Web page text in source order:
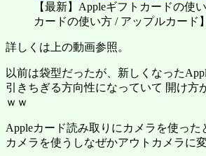
【最新】Appleギフトカードの使
カードの使い方 / アップルカード
詳しくは上の動画参照。
以前は袋型だったが、新しくなった
引きちぎる方向性になっていて 開け方
ｗｗ
Appleカード読み取りにカメラを使った
カメラを使うしなぜかアウトカメラに